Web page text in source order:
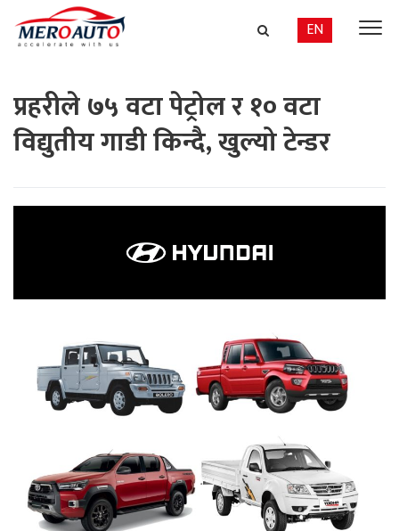
EN
प्रहरीले ७५ वटा पेट्रोल र १० वटा
विद्युतीय गाडी किन्दै, खुल्यो टेन्डर